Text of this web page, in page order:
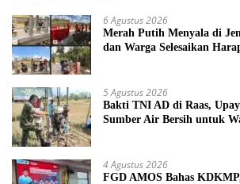
6 Agustus 2026
Merah Putih Menyala di
dan Warga Selesaikan
5 Agustus 2026
Bakti TNI AD di Raas,
Sumber Air Bersih untuk
4 Agustus 2026
FGD AMOS Bahas